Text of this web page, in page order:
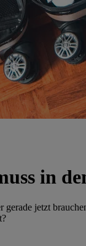
in
jetzt